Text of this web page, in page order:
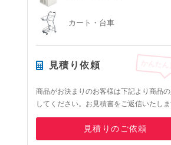
カート・台車
見積り依頼 かんた
商品がお決まりのお客様は下記より商品
してください。お見積書をご返信いたしま
見積りのご依頼